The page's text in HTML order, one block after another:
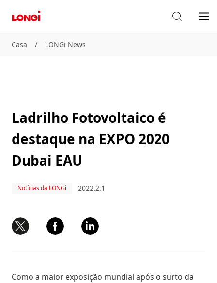
Casa / LONGi News
Ladrilho Fotovoltaico é
destaque na EXPO 2020
Dubai EAU
Notícias da LONGi 2022.2.1
Como a maior exposição mundial após o surto da